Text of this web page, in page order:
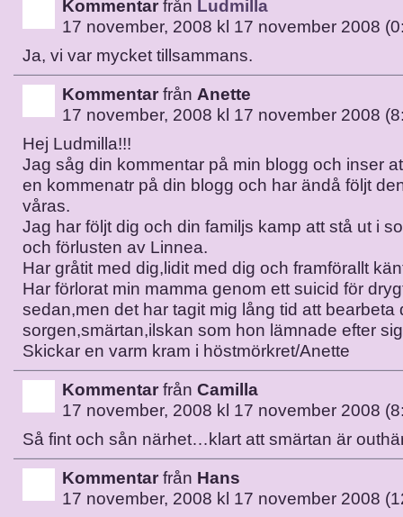
Kommentar från Ludmilla
17 november, 2008 kl 17 november 2008
Ja, vi var mycket tillsammans.
Kommentar från Anette
17 november, 2008 kl 17 november 2008
Hej Ludmilla!!!
Jag såg din kommentar på min blogg och inser
en kommenatr på din blogg och har ändå följt
våras.
Jag har följt dig och din familjs kamp att stå ut i
och förlusten av Linnea.
Har gråtit med dig,lidit med dig och framförallt
Har förlorat min mamma genom ett suicid för
sedan,men det har tagit mig lång tid att bearbeta
sorgen,smärtan,ilskan som hon lämnade efter
Skickar en varm kram i höstmörkret/Anette
Kommentar från Camilla
17 november, 2008 kl 17 november 2008
Så fint och sån närhet…klart att smärtan är
Kommentar från Hans
17 november, 2008 kl 17 november 2008